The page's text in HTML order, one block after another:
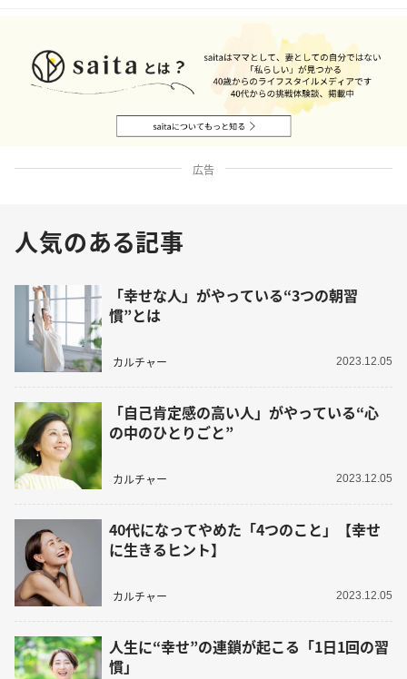
広告
人気のある記事
「幸せな人」がやっている“3つの朝習
慣”とは
カルチャー 2023.12.05
「自己肯定感の高い人」がやっている“心
の中のひとりごと”
カルチャー 2023.12.05
40代になってやめた「4つのこと」【幸せ
に生きるヒント】
カルチャー 2023.12.05
人生に“幸せ”の連鎖が起こる「1日1回の習
慣」